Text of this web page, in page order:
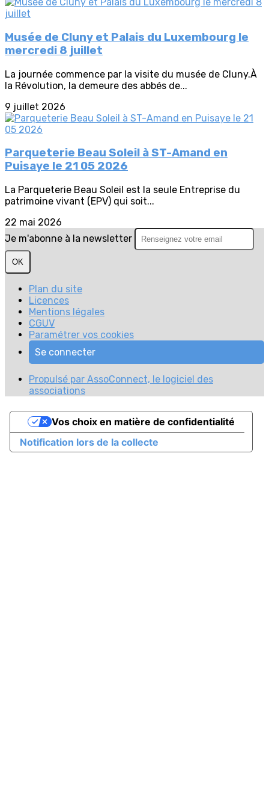
Musée de Cluny et Palais du Luxembourg le
mercredi 8 juillet
La journée commence par la visite du musée de Cluny.À
la Révolution, la demeure des abbés de...
9 juillet 2026
Parqueterie Beau Soleil à ST-Amand en
Puisaye le 21 05 2026
La Parqueterie Beau Soleil est la seule Entreprise du
patrimoine vivant (EPV) qui soit...
22 mai 2026
Je m'abonne à la newsletter
OK
Plan du site
Licences
Mentions légales
CGUV
Paramétrer vos cookies
Se connecter
Propulsé par AssoConnect, le logiciel des
associations
Notification lors de la collecte
Vos choix en matière de confidentialité